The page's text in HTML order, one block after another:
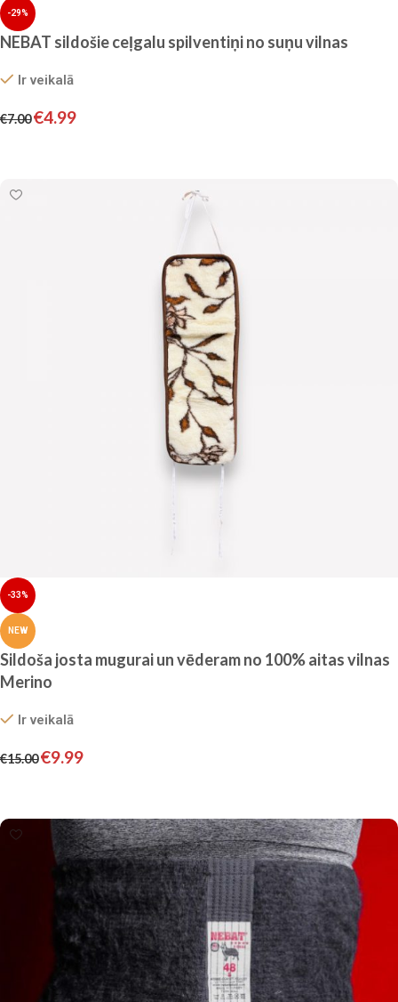
-29%
NEBAT sildošie ceļgalu spilventiņi no suņu vilnas
Ir veikalā
€7.00€4.99
-33%
NEW
Sildoša josta mugurai un vēderam no 100% aitas vilnas
Merino
Ir veikalā
€15.00€9.99